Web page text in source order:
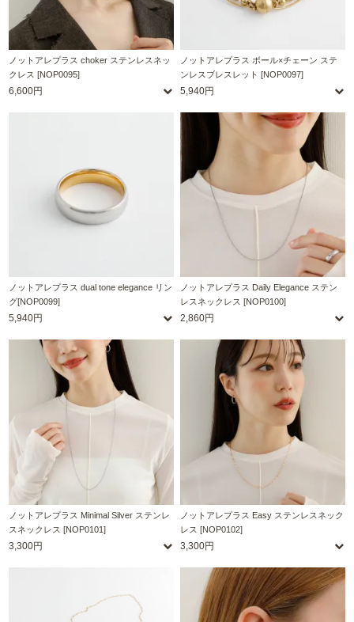
ノットアレプラス choker ステンレスネッ
クレス [NOP0095]
6,600円
ノットアレプラス ボール×チェーン ステ
ンレスブレスレット [NOP0097]
5,940円
ノットアレプラス dual tone elegance リン
グ[NOP0099]
5,940円
ノットアレプラス Daily Elegance ステン
レスネックレス [NOP0100]
2,860円
ノットアレプラス Minimal Silver ステンレ
スネックレス [NOP0101]
3,300円
ノットアレプラス Easy ステンレスネック
レス [NOP0102]
3,300円